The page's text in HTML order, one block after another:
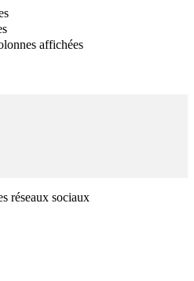
affichées
réseaux sociaux